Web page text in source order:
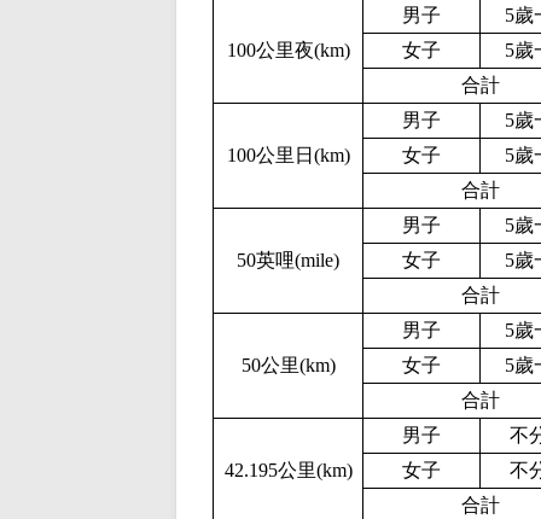
100公里夜(km)
男子
5歲
女子
5歲
合計
100公里日(km)
男子
5歲
女子
5歲
合計
50英哩(mile)
男子
5歲
女子
5歲
合計
50公里(km)
男子
5歲
女子
5歲
合計
42.195公里(km)
男子
不
女子
不
合計